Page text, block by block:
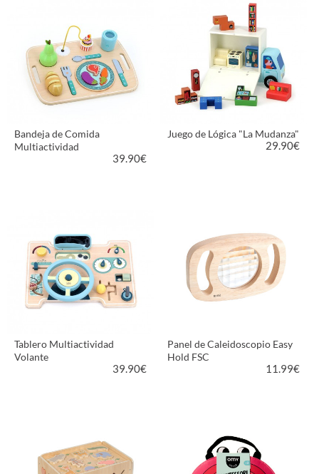
VER PRODUCTO
Bandeja de Comida
Multiactividad
39.90€
Juego de Lógica "La Mudanza"
29.90€
Tablero Multiactividad
Volante
39.90€
Panel de Caleidoscopio Easy
Hold FSC
11.99€